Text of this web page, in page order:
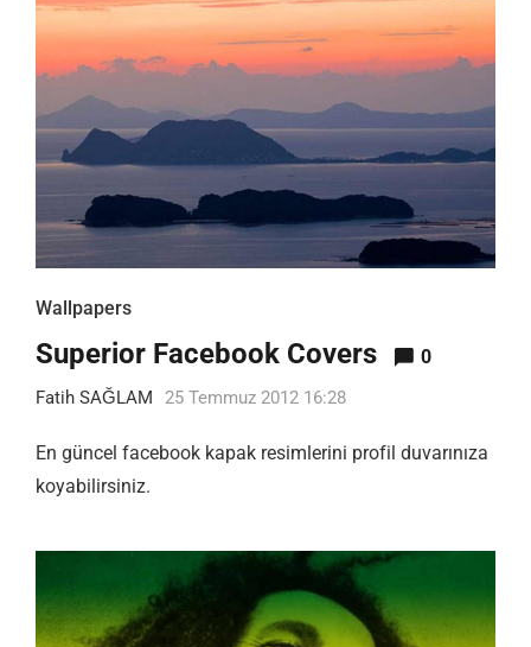
Wallpapers
Superior Facebook Covers 0
Fatih SAĞLAM 25 Temmuz 2012 16:28
En güncel facebook kapak resimlerini profil duvarınıza
koyabilirsiniz.